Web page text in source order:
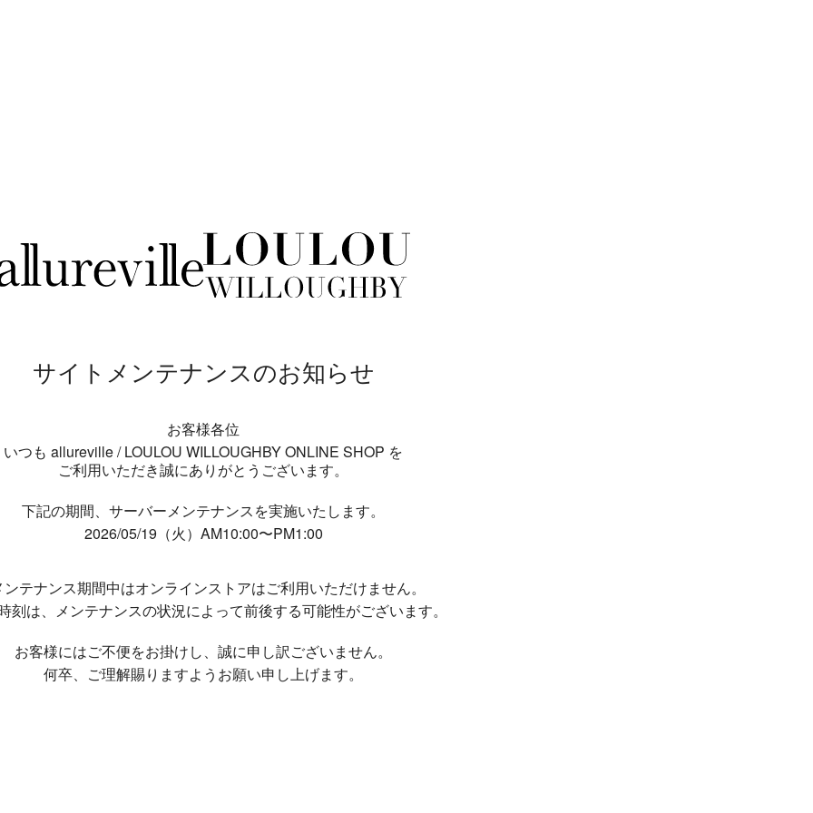
サイトメンテナンスのお知らせ
お客様各位
いつも allureville / LOULOU WILLOUGHBY ONLINE SHOP を
ご利用いただき誠にありがとうございます。
下記の期間、サーバーメンテナンスを実施いたします。
2026/05/19（火）AM10:00〜PM1:00
ンテナンス期間中はオンラインストアはご利用いただけません。
刻は、メンテナンスの状況によって前後する可能性がございます。
お客様にはご不便をお掛けし、 誠に申し訳ございません。
何卒、ご理解賜りますようお願い申し上げます。